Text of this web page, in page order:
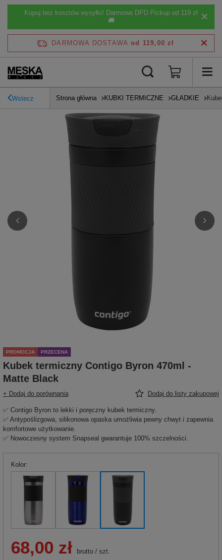
Kupuj bez kosztów wysyłki! Darmowe DPD Pickup od 119 zł
🚚
DARMOWA DOSTAWA od 119,00 zł
Wstecz Strona główna KUBKI TERMICZNE GŁADKIE
PROMOCJA PRZECENA
Kubek termiczny Contigo Byron 470ml -
Matte Black
+ Dodaj do porównania Dodaj do listy zakupowej
✅ Contigo Byron to lekki i poręczny kubek termiczny.
✅ Antypoślizgowa, silikonowa opaska umożliwia pewny chwyt i zapewnia
komfortowe użytkowanie.
✅ Nowoczesny system Snapseal gwarantuje 100% szczelności.
Kolor
68,00 zł brutto / szt.